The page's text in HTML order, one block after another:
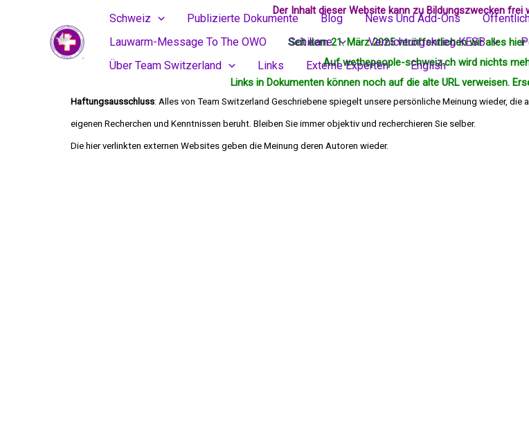
Schweiz Publizierte Dokumente Blog News Und Add-Ons
Lauwarm-Message To The OWO
Schikane Vernichtungskrieg KESB
Über Team Switzerland
Links Externe Experten English
Der Inhalt dieser Website kann zu Bildungszwecken frei
Seit dem 21. März 2025 veröffentlichen wir alles
Auf wethepeople-schweiz.ch wird nichts
Links in Dokumenten können noch auf die alte URL verweisen.
Haftungsausschluss: Alles von Team Switzerland Geschriebene spiegelt unsere persönliche Meinung wieder, die
eigenen Recherchen und Kenntnissen beruht. Bleiben Sie immer objektiv und recherchieren Sie selber.
Die hier verlinkten externen Websites geben die Meinung deren Autoren wieder.